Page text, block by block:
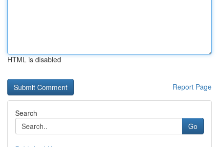
HTML is disabled
Report Page
Search
Go